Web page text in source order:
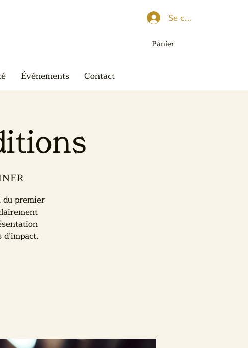
Se connecter
Panier
Événements Contact
du premier
d'impact.